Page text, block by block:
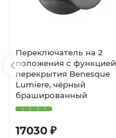
Переключатель на 2
положения с функцией
перекрытия Benesque
Lumiere, чёрный
брашированный
17030 ₽